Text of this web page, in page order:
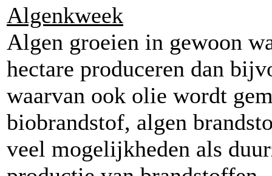
Algenkweek
Algen groeien in gewoon
hectare produceren dan
waarvan ook olie wordt
biobrandstof, algen
veel mogelijkheden als